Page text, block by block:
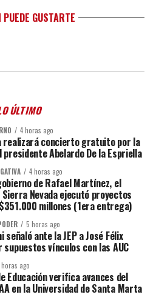
GUSTARTE
ÚLTIMO
4 horas ago
realizará concierto gratuito por la
presidente Abelardo De la Espriella
4 horas ago
de Rafael Martínez, el
Sierra Nevada ejecutó proyectos
millones (1era entrega)
5 horas ago
señaló ante la JEP a José Félix
vínculos con las AUC
ago
Educación verifica avances del
en la Universidad de Santa Marta